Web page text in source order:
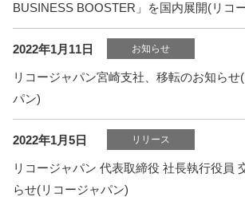
BUSINESS BOOSTER」を国内展開(リコ
2022年1月11日 お知らせ
リコージャパン宮崎支社、移転のお知らせ
パン)
2022年1月5日 リリース
リコージャパン 代表取締役 社長執行役員
らせ(リコージャパン)